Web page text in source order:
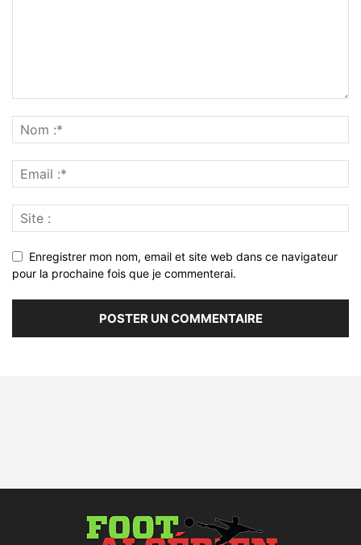
Enregistrer mon nom, email et site web dans ce navigateur
pour la prochaine fois que je commenterai.